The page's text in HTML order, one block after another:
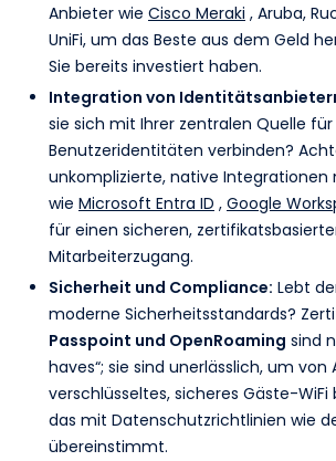
Anbieter wie Cisco Meraki , Aruba,
UniFi, um das Beste aus dem Geld
Sie bereits investiert haben.
Integration von
sie sich mit Ihrer zentralen Quelle für
Benutzeridentitäten verbinden?
unkomplizierte, native
wie Microsoft Entra ID , Google
für einen sicheren,
Mitarbeiterzugang.
Sicherheit und Compliance: Lebt
moderne Sicherheitsstandards?
Passpoint und OpenRoaming sind
haves“; sie sind unerlässlich, um von
verschlüsseltes, sicheres Gäste-
das mit Datenschutzrichtlinien wie
übereinstimmt.